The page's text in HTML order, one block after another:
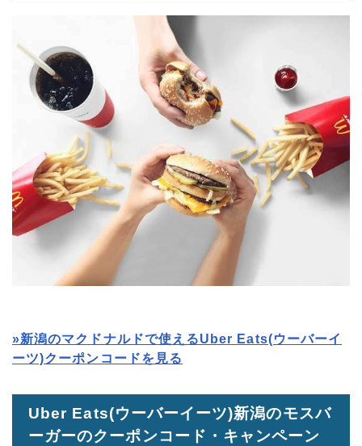
»新潟のマクドナルドで使えるUber Eats(ウーバーイ
ーツ)クーポンコードを見る
Uber Eats(ウーバーイーツ)新潟のモスバ
ーガーのクーポンコード・キャンペーン